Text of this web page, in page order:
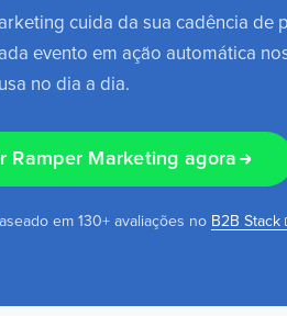
cuida da sua cadência de
evento em ação automática
no dia a dia.
Ramper Marketing agora
em 130+ avaliações no B2B Stack